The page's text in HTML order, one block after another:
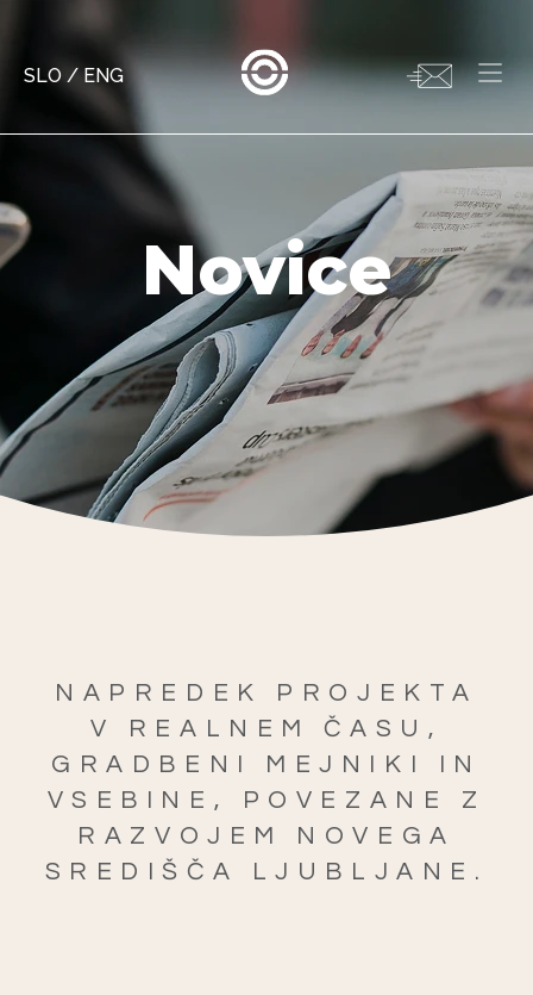
SLO /ENG
Novice
NAPREDEK PROJEKTA
V REALNEM ČASU,
GRADBENI MEJNIKI IN
VSEBINE, POVEZANE Z
RAZVOJEM NOVEGA
SREDIŠČA LJUBLJANE.